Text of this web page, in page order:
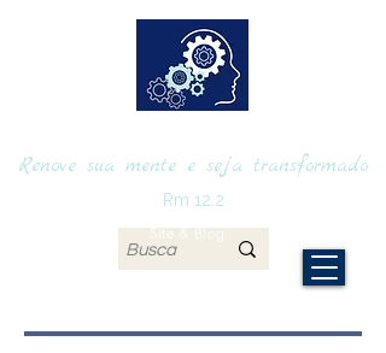
Renove sua mente e seja transformado
Site & Blog
Rm 12.2